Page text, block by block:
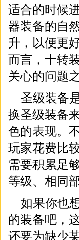
适合的时候
器装备的自
升，以便更
而言，十转
关心的问题
圣级装备
换圣级装备
色的表现。
玩家花费比
需要积累足
等级、相同
如果你也
的装备吧，
还要为缺少